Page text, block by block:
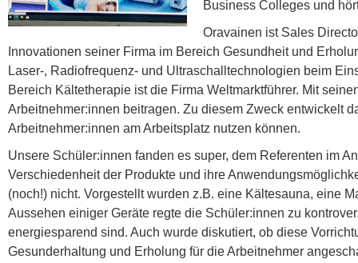
Business Colleges und
Oravainen ist Sales
Innovationen seiner Firma im Bereich Gesundheit und
Laser-, Radiofrequenz- und Ultraschalltechnologien beim
Bereich Kältetherapie ist die Firma Weltmarktführer. Mit
Arbeitnehmer:innen beitragen. Zu diesem Zweck entwickelt
Arbeitnehmer:innen am Arbeitsplatz nutzen können.
Unsere Schüler:innen fanden es super, dem Referenten im
Verschiedenheit der Produkte und ihre
(noch!) nicht. Vorgestellt wurden z.B. eine Kältesauna, eine
Aussehen einiger Geräte regte die Schüler:innen zu
energiesparend sind. Auch wurde diskutiert, ob diese
Gesunderhaltung und Erholung für die Arbeitnehmer